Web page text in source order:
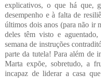
explicativos, o que há que,
desempenho e à falta de
últimos dois anos (para não ir
deles têm visto e
semana de instruções
parte da tutela! Para além de
Marta expõe, sobretudo, a
incapaz de liderar a casa